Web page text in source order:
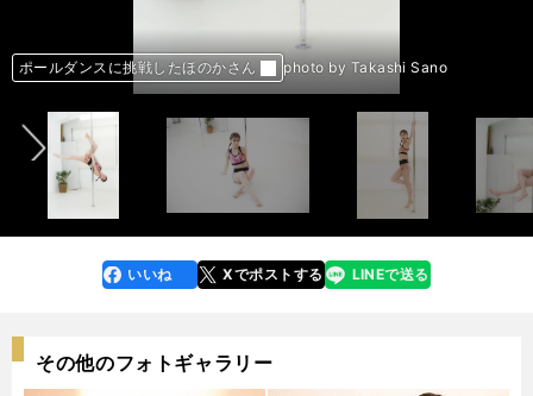
ポールダンスに挑戦したほのかさん photo by Takashi Sano
ポールダンスに挑戦したほのかさん photo by Takashi Sano
ポールダンスに挑戦したほのかさん photo by Takashi Sano
ポールダンスに挑戦したほのかさん photo by Takashi Sano
ポールダンスに挑戦したほのかさん photo by Takashi Sano
ポールダンスに挑戦したほのかさん photo by Takashi Sano
ポールダンスに挑戦したほのかさん photo by Takashi Sano
ポールダンスに挑戦したほのかさん photo by Takashi Sano
ポールダンスに挑戦したほのかさん photo by Takashi Sano
ポールダンスに挑戦したほのかさん photo by Takashi Sano
前へ
faceboo
k
いいね Xでポストする
line LINEで送る
その他のフォトギャラリー